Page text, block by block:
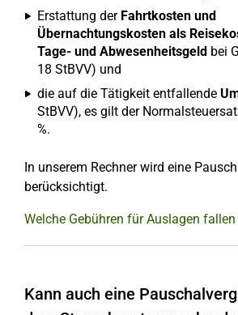
Erstattung der Fahrtkosten und
Übernachtungskosten als
Tage- und Abwesenheitsgeld bei
18 StBVV) und
die auf die Tätigkeit entfallende
StBVV), es gilt der
%.
In unserem Rechner wird eine
berücksichtigt.
Welche Gebühren für Auslagen fallen
Kann auch eine